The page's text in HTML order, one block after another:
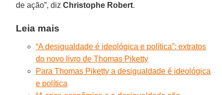
de ação”, dizChristophe Robert.
Leia mais
“A desigualdade é ideológica e política”: extratos
do novo livro de Thomas Piketty
Para Thomas Piketty a desigualdade é ideológica
e política